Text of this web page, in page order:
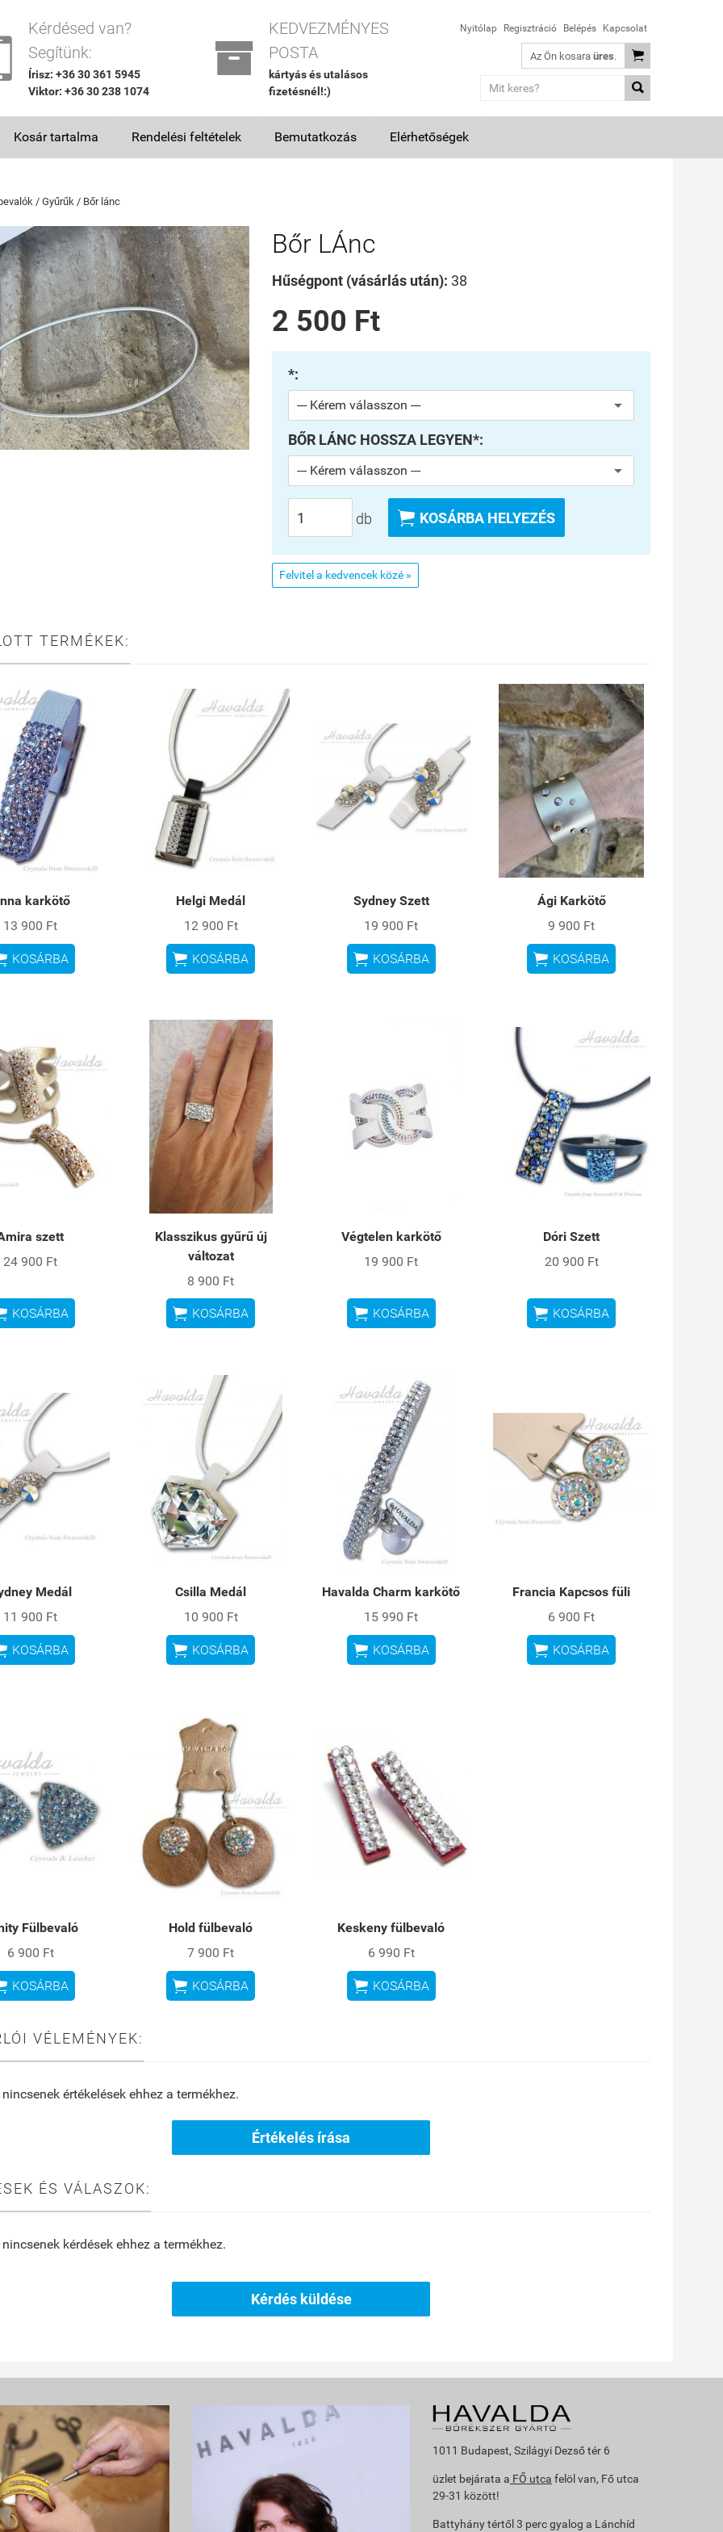
Kérdésed van?
Segítünk:
Írisz: +36 30 361 5945
Viktor: +36 30 238 1074

KEDVEZMÉNYES
POSTA
kártyás és utalásos
fizetésnél!:)
Nyitólap Regisztráció Belépés Kapcsolat
Az Ön kosara üres.


Kosár tartalma Rendelési feltételek Bemutatkozás Elérhetőségek
/ Gyűrűk / Bőr lánc
Bőr LÁnc
Hűségpont (vásárlás után): 38
2 500 Ft
*:
BŐR LÁNC HOSSZA LEGYEN*:
db  KOSÁRBA HELYEZÉS
Felvitel a kedvencek közé »
TERMÉKEK:
karkötő
13 900 Ft
KOSÁRBA
Helgi Medál
12 900 Ft
 KOSÁRBA
Sydney Szett
19 900 Ft
 KOSÁRBA
Ági Karkötő
9 900 Ft
 KOSÁRBA
szett
24 900 Ft
KOSÁRBA
Klasszikus gyűrű új
változat
8 900 Ft
 KOSÁRBA
Végtelen karkötő
19 900 Ft
 KOSÁRBA
Dóri Szett
20 900 Ft
 KOSÁRBA
Medál
11 900 Ft
KOSÁRBA
Csilla Medál
10 900 Ft
 KOSÁRBA
Havalda Charm karkötő
15 990 Ft
 KOSÁRBA
Francia Kapcsos füli
6 900 Ft
 KOSÁRBA
Fülbevaló
6 900 Ft
KOSÁRBA
Hold fülbevaló
7 900 Ft
 KOSÁRBA
Keskeny fülbevaló
6 990 Ft
 KOSÁRBA
VÉLEMÉNYEK:
értékelések ehhez a termékhez.
Értékelés írása
ÉS VÁLASZOK:
kérdések ehhez a termékhez.
Kérdés küldése
1011 Budapest, Szilágyi Dezső tér 6
üzlet bejárata a FŐ utca felöl van, Fő utca
29-31 között!
Battyhány tértől 3 perc gyalog a Lánchíd